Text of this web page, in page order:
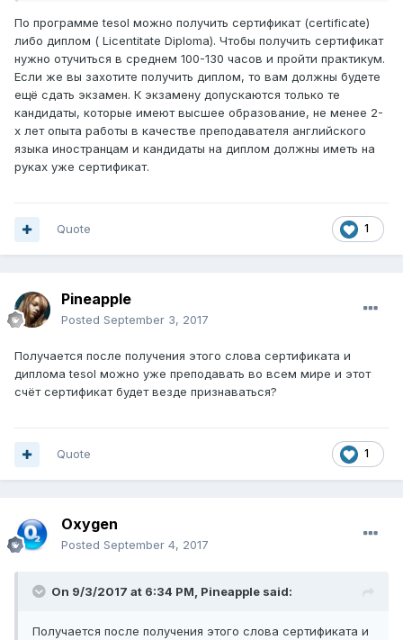
По программе tesol можно получить сертификат (certificate)
либо диплом ( Licentitate Diploma). Чтобы получить сертификат
нужно отучиться в среднем 100-130 часов и пройти практикум.
Если же вы захотите получить диплом, то вам должны будете
ещё сдать экзамен. К экзамену допускаются только те
кандидаты, которые имеют высшее образование, не менее 2-
х лет опыта работы в качестве преподавателя английского
языка иностранцам и кандидаты на диплом должны иметь на
руках уже сертификат.
1
Quote
Pineapple
Posted September 3, 2017
Получается после получения этого слова сертификата и
диплома tesol можно уже преподавать во всем мире и этот
счёт сертификат будет везде признаваться?
1
Quote
Oxygen
Posted September 4, 2017
On 9/3/2017 at 6:34 PM, Pineapple said:
Получается после получения этого слова сертификата и